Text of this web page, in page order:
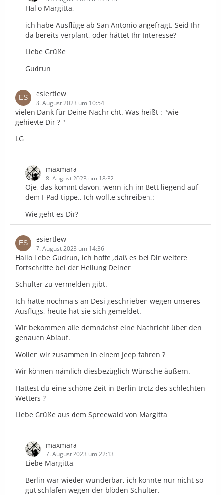
Hallo Margitta,
ich habe Ausflüge ab San Antonio angefragt. Seid Ihr
da bereits verplant, oder hättet Ihr Interesse?
Liebe Grüße
Gudrun
esiertlew
8. August 2023 um 10:54
vielen Dank für Deine Nachricht. Was heißt : "wie
gehievte Dir ? "
LG
maxmara
8. August 2023 um 18:32
Oje, das kommt davon, wenn ich im Bett liegend auf
dem I-Pad tippe.. Ich wollte schreiben,:
Wie geht es Dir?
esiertlew
7. August 2023 um 14:36
Hallo liebe Gudrun, ich hoffe ,daß es bei Dir weitere
Fortschritte bei der Heilung Deiner
Schulter zu vermelden gibt.
Ich hatte nochmals an Desi geschrieben wegen unseres
Ausflugs, heute hat sie sich gemeldet.
Wir bekommen alle demnächst eine Nachricht über den
genauen Ablauf.
Wollen wir zusammen in einem Jeep fahren ?
Wir können nämlich diesbezüglich Wünsche äußern.
Hattest du eine schöne Zeit in Berlin trotz des schlechten
Wetters ?
Liebe Grüße aus dem Spreewald von Margitta
maxmara
7. August 2023 um 22:13
Liebe Margitta,
Berlin war wieder wunderbar, ich konnte nur nicht so
gut schlafen wegen der blöden Schulter.